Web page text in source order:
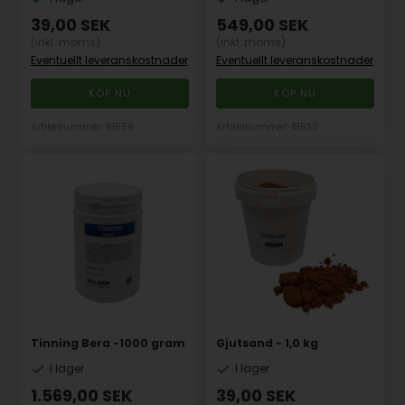
39,00 SEK
Eventuellt leveranskostnader
549,00 SEK
Eventuellt leveranskostnader
Tinning Bera -1000 gram
I lager
1.569,00 SEK
Gjutsand - 1,0 kg
I lager
39,00 SEK